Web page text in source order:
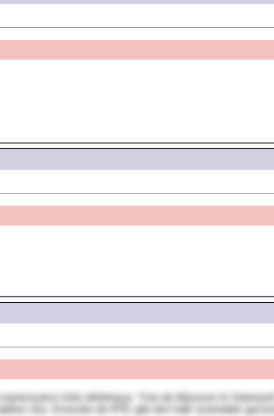
kötü etkileniyor. Yine de biliyorum ki
olur. Emeviler de RTE gibi dini halk üzerindeki gücünü